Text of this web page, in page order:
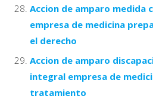
Accion de amparo medida
empresa de medicina
el derecho
Accion de amparo
integral empresa de
tratamiento